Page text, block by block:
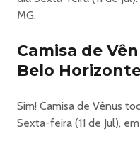
- Egypcio do Tihuana
- Carne Nua e Bauxita
- Pretty (Pitty)
- Live in Park e
🎟️ INGRESSOS
MG.
Camisa de
Belo
Sim! Camisa de Vênus
Sexta-feira (11 de Jul),